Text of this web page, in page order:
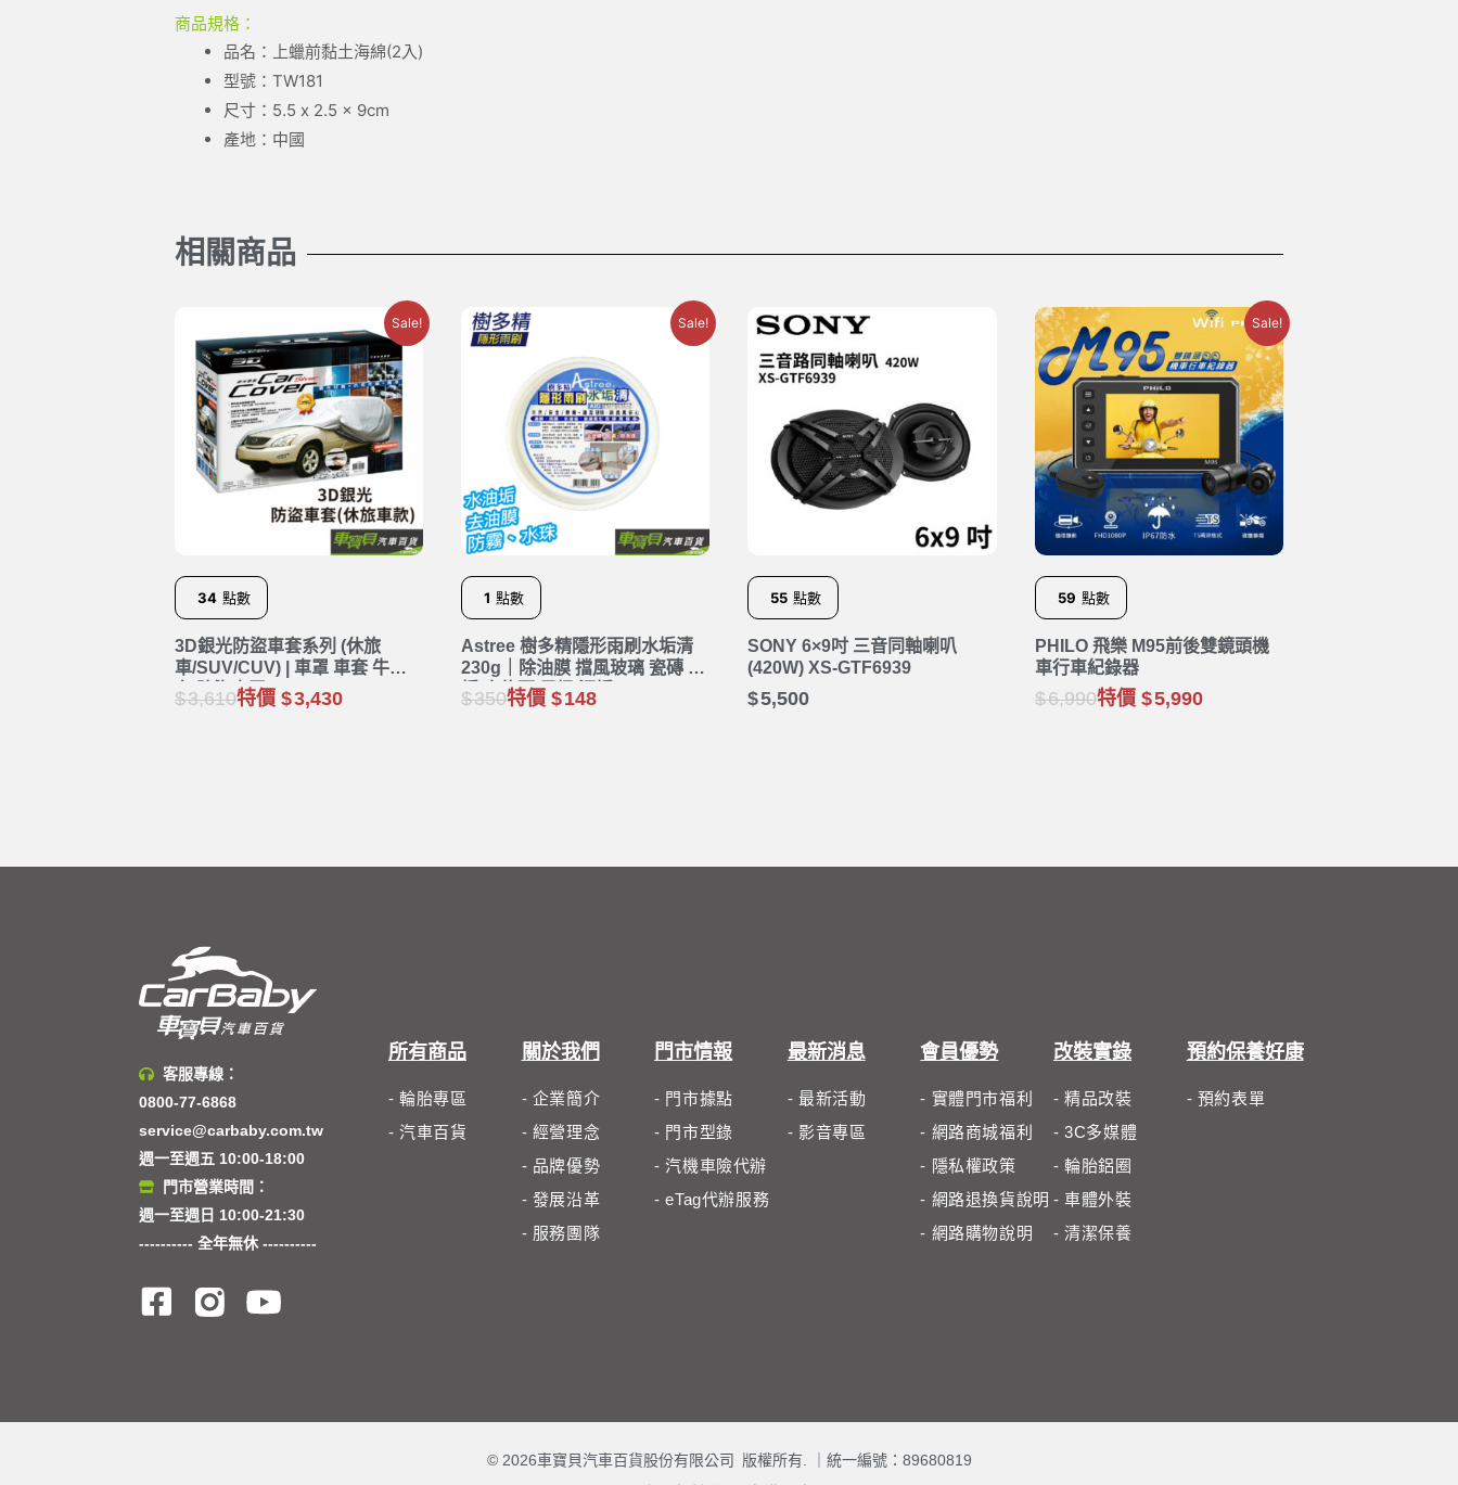
商品規格：
品名：上蠟前黏土海綿(2入)
型號：TW181
尺寸：5.5 x 2.5 x 9cm
產地：中國
相關商品
Sale!
34 點數
3D銀光防盜車套系列 (休旅
車/SUV/CUV) | 車罩 車套 牛津
布 防盜車罩
3,610特價 3,430
Sale!
1 點數
Astree 樹多精隱形雨刷水垢清
230g｜除油膜 擋風玻璃 瓷磚 水
垢 水龍頭 馬桶 汙垢
350特價 148
55 點數
SONY 6×9吋 三音同軸喇叭
(420W) XS-GTF6939
5,500
Sale!
59 點數
PHILO 飛樂 M95前後雙鏡頭機
車行車紀錄器
6,990特價 5,990
客服專線：
0800-77-6868
service@carbaby.com.tw
週一至週五 10:00-18:00
門市營業時間：
週一至週日 10:00-21:30
---------- 全年無休 ----------
所有商品
- 輪胎專區
- 汽車百貨
關於我們
- 企業簡介
- 經營理念
- 品牌優勢
- 發展沿革
- 服務團隊
門市情報
- 門市據點
- 門市型錄
- 汽機車險代辦
- eTag代辦服務
最新消息
- 最新活動
- 影音專區
會員優勢
- 實體門市福利
- 網路商城福利
- 隱私權政策
- 網路退換貨說明
- 網路購物說明
改裝實錄
- 精品改裝
- 3C多媒體
- 輪胎鋁圈
- 車體外裝
- 清潔保養
預約保養好康
- 預約表單
© 2026車寶貝汽車百貨股份有限公司 版權所有. ｜ 統一編號：89680819